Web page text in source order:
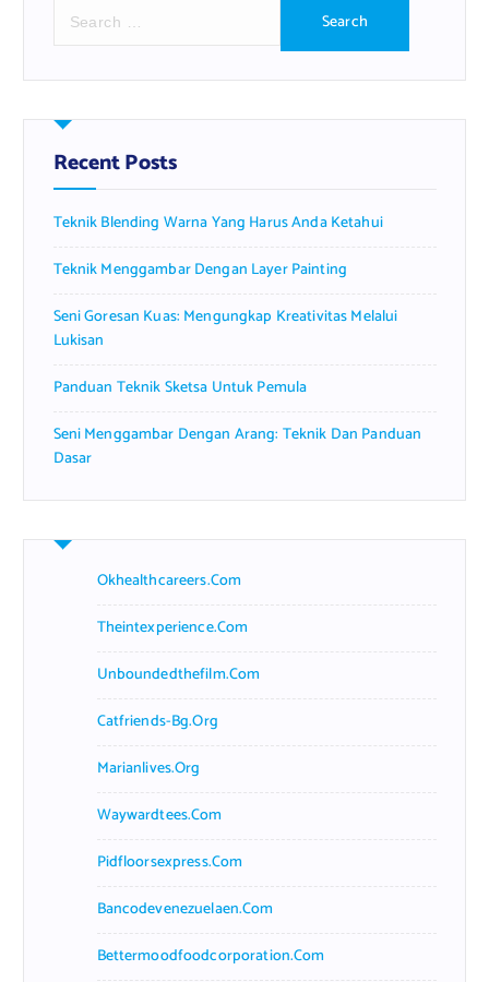
r
h
f
o
:
Recent Posts
Teknik Blending Warna Yang Harus Anda Ketahui
Teknik Menggambar Dengan Layer Painting
Seni Goresan Kuas: Mengungkap Kreativitas Melalui
Lukisan
Panduan Teknik Sketsa Untuk Pemula
Seni Menggambar Dengan Arang: Teknik Dan Panduan
Dasar
Okhealthcareers.com
Theintexperience.com
Unboundedthefilm.com
Catfriends-Bg.org
Marianlives.org
Waywardtees.com
Pidfloorsexpress.com
Bancodevenezuelaen.com
Bettermoodfoodcorporation.com